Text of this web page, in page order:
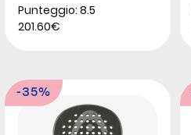
Punteggio: 8.5
201.60€
-35%